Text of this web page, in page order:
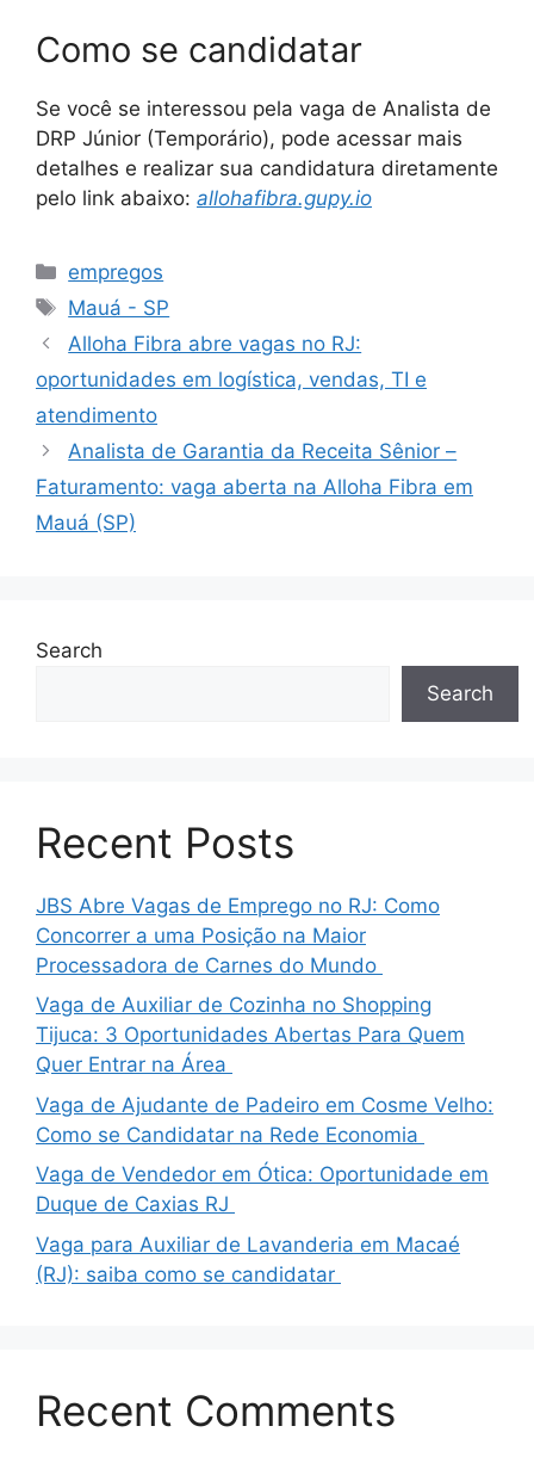
Como se candidatar
Se você se interessou pela vaga de Analista de
DRP Júnior (Temporário), pode acessar mais
detalhes e realizar sua candidatura diretamente
pelo link abaixo: allohafibra.gupy.io
Categories
empregos
Tags
Mauá - SP
Alloha Fibra abre vagas no RJ:
oportunidades em logística, vendas, TI e
atendimento
Analista de Garantia da Receita Sênior –
Faturamento: vaga aberta na Alloha Fibra em
Mauá (SP)
Search
Search
Recent Posts
JBS Abre Vagas de Emprego no RJ: Como
Concorrer a uma Posição na Maior
Processadora de Carnes do Mundo
Vaga de Auxiliar de Cozinha no Shopping
Tijuca: 3 Oportunidades Abertas Para Quem
Quer Entrar na Área
Vaga de Ajudante de Padeiro em Cosme Velho:
Como se Candidatar na Rede Economia
Vaga de Vendedor em Ótica: Oportunidade em
Duque de Caxias RJ
Vaga para Auxiliar de Lavanderia em Macaé
(RJ): saiba como se candidatar
Recent Comments